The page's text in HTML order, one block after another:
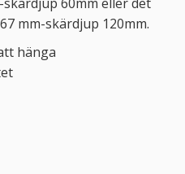
mm-skärdjup 120mm.
hänga